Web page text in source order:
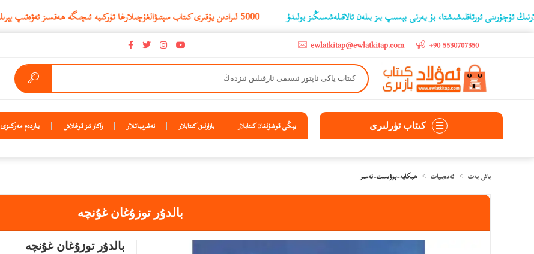
‫5000 لىرادىن يۇقىرى كىتاب سېتىۋالغۇچىلارغا تۈركىيە ئىچىگە ھەقسىز ئەۋەتىپ ېېرىلىدۇ ئورتاقلىشىشتا، بۇ يەرنى بېسىپ بىز بىلەن ئالاقىلەشسىڭىز بولىدۇ
+90 5530707350
ewlatkitap@ewlatkitap.com
كىتاب تۈرلىرى يېڭى قوشۇلغان كىتابلار بازارلىق كىتابلار نەشرىياتلار زاكاز ئىز قوغلاش ياردەم مەركىزى
باش بەت ئەدەبىيات ھېكايە-پوۋىست-نەسىر
بالدۇر توزۇغان غۇنچە
بالدۇر توزۇغان غۇنچە